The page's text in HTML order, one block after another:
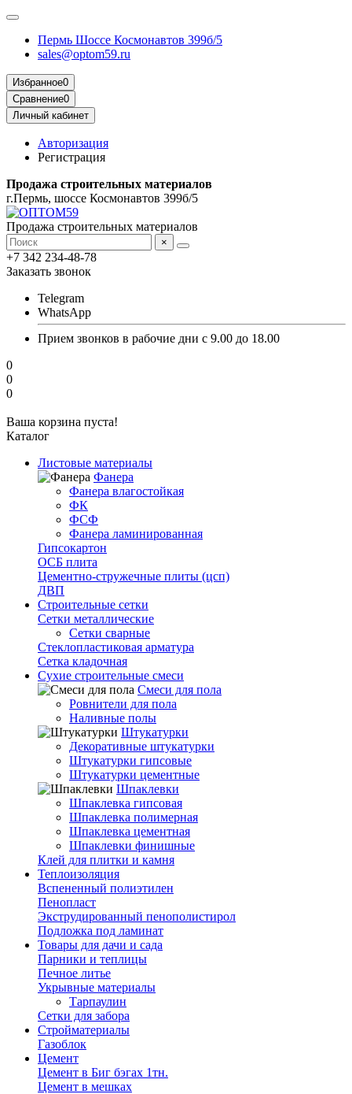
Пермь Шоссе Космонавтов 399б/5
sales@optom59.ru
Избранное0
Сравнение0
Личный кабинет
Авторизация
Регистрация
Продажа строительных материалов
г.Пермь, шоссе Космонавтов 399б/5
Продажа строительных материалов
×
+7 342 234-48-78
Заказать звонок
Telegram
WhatsApp
Прием звонков в рабочие дни с 9.00 до 18.00
0
0
0
Ваша корзина пуста!
Каталог
Листовые материалы
Фанера
Фанера влагостойкая
ФК
ФСФ
Фанера ламинированная
Гипсокартон
ОСБ плита
Цементно-стружечные плиты (цсп)
ДВП
Строительные сетки
Сетки металлические
Сетки сварные
Стеклопластиковая арматура
Сетка кладочная
Сухие строительные смеси
Смеси для пола
Ровнители для пола
Наливные полы
Штукатурки
Декоративные штукатурки
Штукатурки гипсовые
Штукатурки цементные
Шпаклевки
Шпаклевка гипсовая
Шпаклевка полимерная
Шпаклевка цементная
Шпаклевки финишные
Клей для плитки и камня
Теплоизоляция
Вспененный полиэтилен
Пенопласт
Экструдированный пенополистирол
Подложка под ламинат
Товары для дачи и сада
Парники и теплицы
Печное литье
Укрывные материалы
Тарпаулин
Сетки для забора
Стройматериалы
Газоблок
Цемент
Цемент в Биг бэгах 1тн.
Цемент в мешках